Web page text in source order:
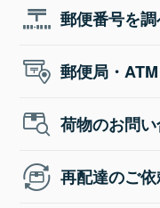
郵便番号を
郵便局・
荷物のお問
再配達のご